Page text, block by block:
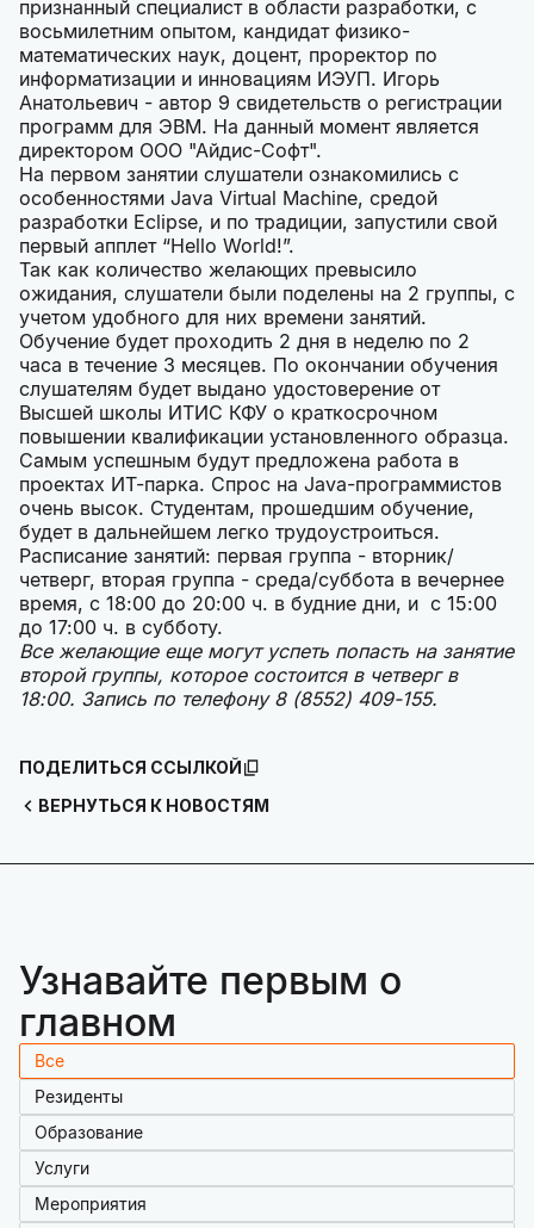
признанный специалист в области разработки, с
восьмилетним опытом, кандидат физико-
математических наук, доцент, проректор по
информатизации и инновациям ИЭУП. Игорь
Анатольевич - автор 9 свидетельств о регистрации
программ для ЭВМ. На данный момент является
директором ООО "Айдис-Софт".
На первом занятии слушатели ознакомились с
особенностями Java Virtual Machine, средой
разработки Eclipse, и по традиции, запустили свой
первый апплет “Hello World!”.
Так как количество желающих превысило
ожидания, слушатели были поделены на 2 группы, с
учетом удобного для них времени занятий.
Обучение будет проходить 2 дня в неделю по 2
часа в течение 3 месяцев. По окончании обучения
слушателям будет выдано удостоверение от
Высшей школы ИТИС КФУ о краткосрочном
повышении квалификации установленного образца.
Самым успешным будут предложена работа в
проектах ИТ-парка. Спрос на Java-программистов
очень высок. Студентам, прошедшим обучение,
будет в дальнейшем легко трудоустроиться.
Расписание занятий: первая группа - вторник/
четверг, вторая группа - среда/суббота в вечернее
время, с 18:00 до 20:00 ч. в будние дни, и с 15:00
до 17:00 ч. в субботу.
Все желающие еще могут успеть попасть на занятие
второй группы, которое состоится в четверг в
18:00. Запись по телефону 8 (8552) 409-155.
ВЕРНУТЬСЯ К НОВОСТЯМ
ПОДЕЛИТЬСЯ ССЫЛКОЙ
Узнавайте первым о
главном
Все
Резиденты
Образование
Услуги
Мероприятия